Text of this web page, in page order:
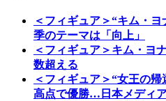
＜フィギュア＞“キム・
季のテーマは「向上」
＜フィギュア＞キム・ヨ
数超える
＜フィギュア＞“女王の
高点で優勝…日本メディ